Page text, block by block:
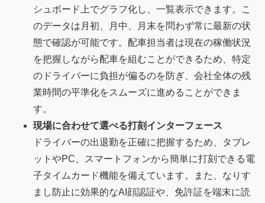
シュボード上でグラフ化し、一覧表示できます。こ
のデータは月初、月中、月末を問わず常に最新の状
態で確認が可能です。配車担当者は現在の稼働状況
を把握しながら配車を組むことができるため、特定
のドライバーに負担が偏るのを防ぎ、会社全体の残
業時間の平準化をスムーズに進めることができま
す。
現場に合わせて選べる打刻インターフェース
ドライバーの出退勤を正確に把握するため、タブレ
ットやPC、スマートフォンから簡単に打刻できる電
子タイムカード機能を備えています。また、なりす
まし防止に効果的なAI顔認証や、免許証を端末に読